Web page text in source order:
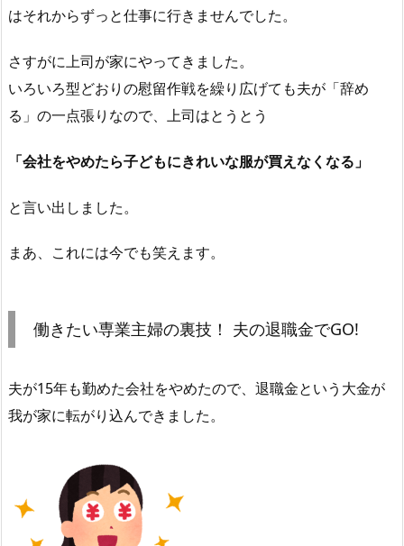
はそれからずっと仕事に行きませんでした。
さすがに上司が家にやってきました。
いろいろ型どおりの慰留作戦を繰り広げても夫が「辞め
る」の一点張りなので、上司はとうとう
「会社をやめたら子どもにきれいな服が買えなくなる」
と言い出しました。
まあ、これには今でも笑えます。
働きたい専業主婦の裏技！ 夫の退職金でGO!
夫が15年も勤めた会社をやめたので、退職金という大金が
我が家に転がり込んできました。